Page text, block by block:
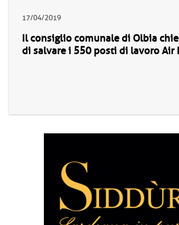
17/04/2019
Il consiglio comunale di Olbia
di salvare i 550 posti di lavoro Air